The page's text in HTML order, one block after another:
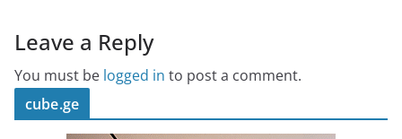
Leave a Reply
You must be logged in to post a comment.
cube.ge